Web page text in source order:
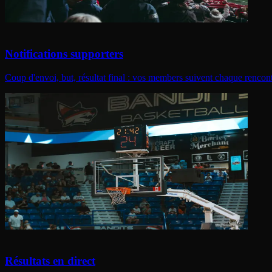
Notifications supporters
Coup d'envoi, but, résultat final : vos members suivent chaque
Résultats en direct